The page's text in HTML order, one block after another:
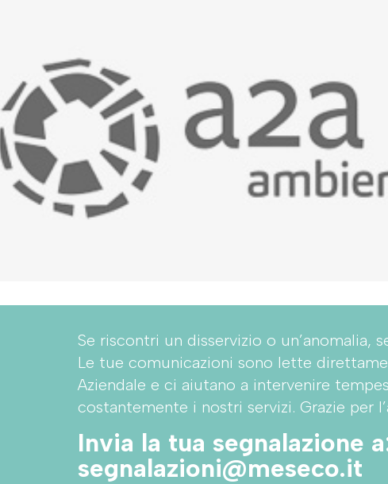
Se riscontri un disservizio o un’anomalia,
Le tue comunicazioni sono lette
Aziendale e ci aiutano a intervenire
costantemente i nostri servizi. Grazie per
Invia la tua segnalazione
segnalazioni@meseco.it